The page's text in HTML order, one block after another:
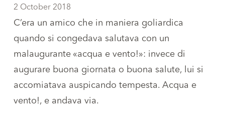
2 October 2018
C’era un amico che in maniera goliardica
quando si congedava salutava con un
malaugurante «acqua e vento!»: invece di
augurare buona giornata o buona salute, lui si
accomiatava auspicando tempesta. Acqua e
vento!, e andava via.